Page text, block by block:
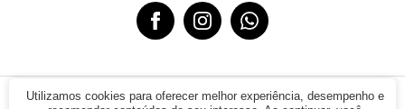
Utilizamos cookies para oferecer melhor experiência, desempenho e